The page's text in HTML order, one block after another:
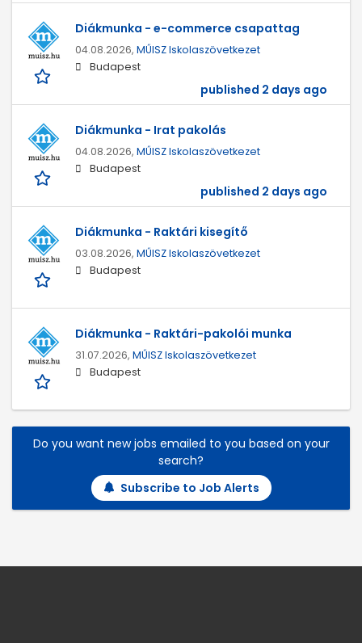
Diákmunka - e-commerce csapattag
04.08.2026, MŰISZ Iskolaszövetkezet
Budapest
published 2 days ago
Diákmunka - Irat pakolás
04.08.2026, MŰISZ Iskolaszövetkezet
Budapest
published 2 days ago
Diákmunka - Raktári kisegítő
03.08.2026, MŰISZ Iskolaszövetkezet
Budapest
Diákmunka - Raktári-pakolói munka
31.07.2026, MŰISZ Iskolaszövetkezet
Budapest
Do you want new jobs emailed to you based on your
search?
Subscribe to Job Alerts